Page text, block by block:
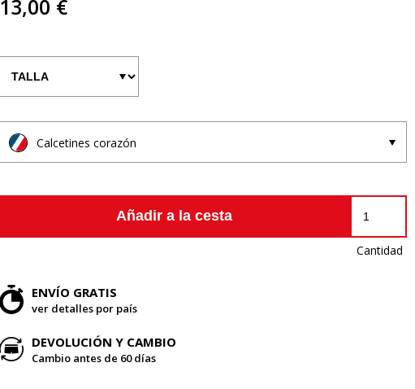
13,00 €
Calcetines corazón
Añadir a la cesta
Cantidad
ENVÍO GRATIS
ver detalles por país
DEVOLUCIÓN Y CAMBIO
Cambio antes de 60 días